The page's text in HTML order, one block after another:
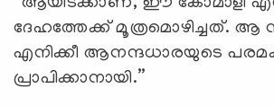
“ആയിടക്കാണ്, ഈ കോമാളി
ദേഹത്തേക്ക് മൂത്രമൊഴിച്ചത്.
എനിക്കീ ആനന്ദധാരയുടെ
പ്രാപിക്കാനായി.”